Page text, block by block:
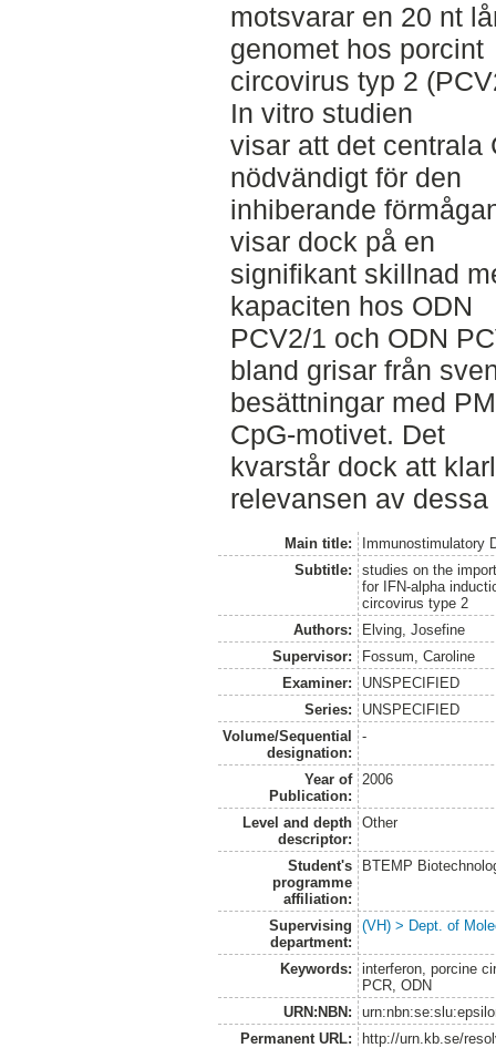
motsvarar en 20 nt
genomet hos porcint
circovirus typ 2
In vitro studien
visar att det centrala
nödvändigt för den
inhiberande
visar dock på en
signifikant skillnad
kapaciten hos ODN
PCV2/1 och ODN
bland grisar från
besättningar med
CpG-motivet. Det
kvarstår dock att
relevansen av dessa
Main title:
Immunostimulatory
Subtitle:
studies on the
for IFN-alpha
circovirus type 2
Authors:
Elving, Josefine
Supervisor:
Fossum, Caroline
Examiner:
UNSPECIFIED
Series:
UNSPECIFIED
Volume/Sequential
designation:
-
Year of
Publication:
2006
Level and depth
descriptor:
Other
Student's
programme
affiliation:
BTEMP
Supervising
department:
(VH) > Dept. of
Keywords:
interferon, porcine
PCR, ODN
URN:NBN:
Permanent URL:
http://urn.kb.se/